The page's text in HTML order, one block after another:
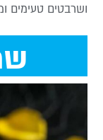
טעימים